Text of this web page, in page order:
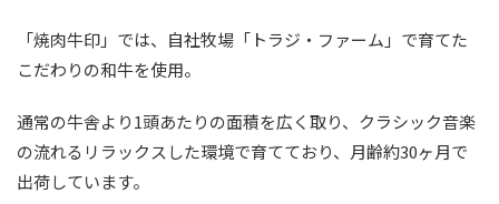
「焼肉牛印」では、自社牧場「トラジ・ファーム」で育てた
こだわりの和牛を使用。
通常の牛舎より1頭あたりの面積を広く取り、クラシック音楽
の流れるリラックスした環境で育てており、月齢約30ヶ月で
出荷しています。